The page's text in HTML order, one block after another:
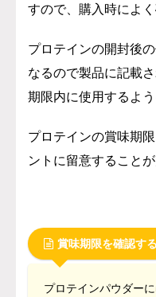
すので、購入時によ
プロテインの開封後
なるので製品に記載
期限内に使用するよう
プロテインの賞味期
ントに留意することが
賞味期限を確認する
プロテインパウダー